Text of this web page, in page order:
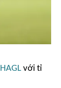
HAGL với tỉ